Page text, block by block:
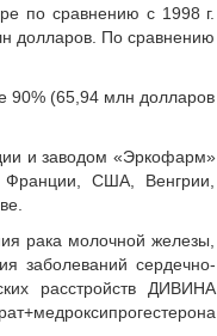
по сравнению с 1998 г.
долларов. По сравнению
90% (65,94 млн долларов
и заводом «Эркофарм»
США, Венгрии,
рака молочной железы,
заболеваний сердечно-
расстройств ДИВИНА